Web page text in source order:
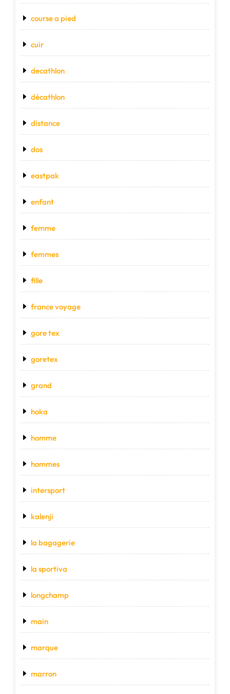
course a pied
cuir
decathlon
décathlon
distance
dos
eastpak
enfant
femme
femmes
fille
france voyage
gore tex
goretex
grand
hoka
homme
hommes
intersport
kalenji
la bagagerie
la sportiva
longchamp
main
marque
marron